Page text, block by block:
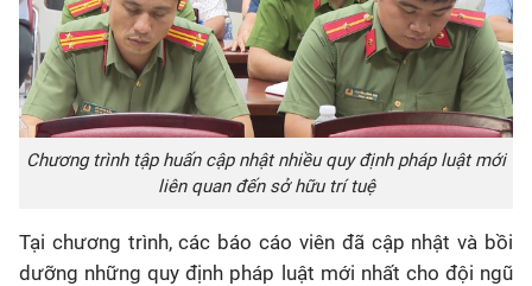
Chương trình tập huấn cập nhật nhiều quy định pháp luật mới
liên quan đến sở hữu trí tuệ
Tại chương trình, các báo cáo viên đã cập nhật và bồi
dưỡng những quy định pháp luật mới nhất cho đội ngũ